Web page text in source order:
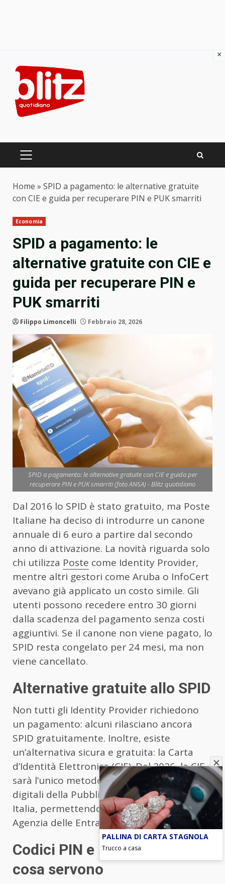
content
PRIMARY
Home » SPID a pagamento: le alternative gratuite
con CIE e guida per recuperare PIN e PUK smarriti
Economia
SPID a pagamento: le
alternative gratuite con CIE e
guida per recuperare PIN e
PUK smarriti
Filippo Limoncelli Febbraio 28, 2026
SPID a pagamento: le alternative gratuite con CIE e guida per
recuperare PIN e PUK smarriti (foto ANSA) - Blitz quotidiano
Dal 2016 lo SPID è stato gratuito, ma Poste
Italiane ha deciso di introdurre un canone
annuale di 6 euro a partire dal secondo
anno di attivazione. La novità riguarda solo
chi utilizza Poste come Identity Provider,
mentre altri gestori come Aruba o InfoCert
avevano già applicato un costo simile. Gli
utenti possono recedere entro 30 giorni
dalla scadenza del pagamento senza costi
aggiuntivi. Se il canone non viene pagato, lo
SPID resta congelato per 24 mesi, ma non
viene cancellato.
Alternative gratuite allo SPID
Non tutti gli Identity Provider richiedono
un pagamento: alcuni rilasciano ancora
SPID gratuitamente. Inoltre, esiste
un’alternativa sicura e gratuita: la Carta
d’Identità Elettronica (CIE). Dal 2026, la CIE
sarà l’unico metodo per accedere ai servizi
digitali della Pubblica Amministrazione in
Italia, permettendo di entrare su siti come
Agenzia delle Entrate o INPS senza SPID.
Codici PIN e PUK della CIE: a
cosa servono
×
PALLINA DI CARTA STAGNOLA
Trucco a casa